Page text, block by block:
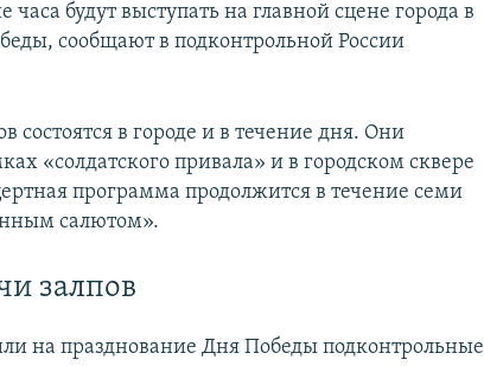
будут выступать на главной сцене города в
сообщают в подконтрольной России
состоятся в городе и в течение дня. Они
«солдатского привала» и в городском сквере
программа продолжится в течение семи
салютом».
залпов
на празднование Дня Победы подконтрольные